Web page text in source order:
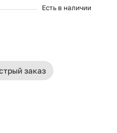
Есть в наличии
заказ